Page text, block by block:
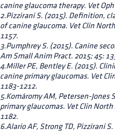
canine glaucoma therapy. Vet
2.Pizzirani S. (2015). Definition,
of canine glaucoma. Vet Clin
1157.
3.Pumphrey S. (2015). Canine
Am Small Anim Pract. 2015; 45:
4.Miller PE, Bentley E. (2015).
canine primary glaucomas. Vet
1183-1212.
5.Komáromy AM, Petersen-Jones
primary glaucomas. Vet Clin
1182.
6.Alario AF, Strong TD, Pizzirani